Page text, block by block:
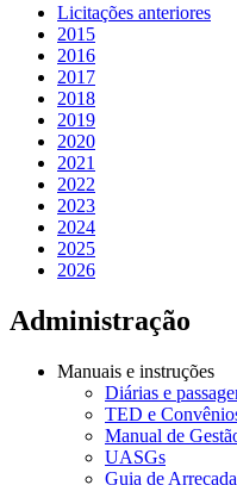
Licitações anteriores
2015
2016
2017
2018
2019
2020
2021
2022
2023
2024
2025
2026
Administração
Manuais e instruções
Diárias e
TED e
Manual de
UASGs
Guia de